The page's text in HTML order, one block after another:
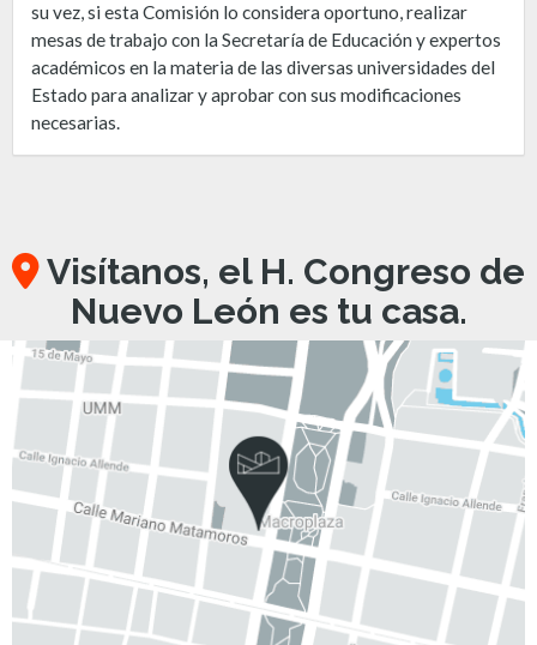
su vez, si esta Comisión lo considera oportuno, realizar
mesas de trabajo con la Secretaría de Educación y expertos
académicos en la materia de las diversas universidades del
Estado para analizar y aprobar con sus modificaciones
necesarias.
Visítanos, el H. Congreso de
Nuevo León es tu casa.